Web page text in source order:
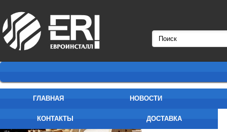
ГЛАВНАЯ НОВОСТИ
КОНТАКТЫ ДОСТАВКА